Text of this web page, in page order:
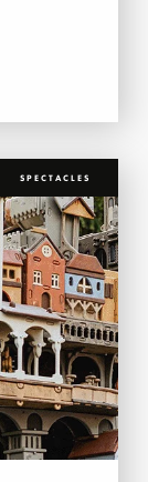
SPECTACLES